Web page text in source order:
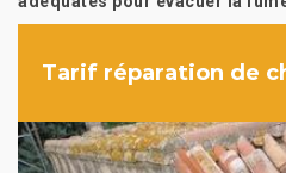
Tarif réparation de